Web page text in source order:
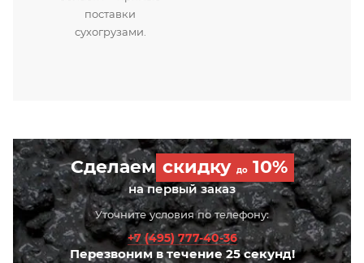
поставки
сухогрузами.
Сделаем скидку до10%
на первый заказ
Уточните условия по телефону:
+7 (495) 777-40-36
Перезвоним в течение 25 секунд!